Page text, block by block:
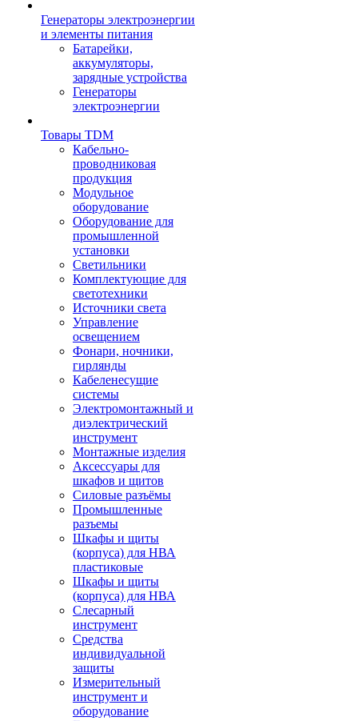
Генераторы электроэнергии
и элементы питания
Батарейки,
аккумуляторы,
зарядные устройства
Генераторы
электроэнергии
Товары TDM
Кабельно-
проводниковая
продукция
Модульное
оборудование
Оборудование для
промышленной
установки
Светильники
Комплектующие для
светотехники
Источники света
Управление
освещением
Фонари, ночники,
гирлянды
Кабеленесущие
системы
Электромонтажный и
диэлектрический
инструмент
Монтажные изделия
Аксессуары для
шкафов и щитов
Силовые разъёмы
Промышленные
разъемы
Шкафы и щиты
(корпуса) для НВА
пластиковые
Шкафы и щиты
(корпуса) для НВА
Слесарный
инструмент
Средства
индивидуальной
защиты
Измерительный
инструмент и
оборудование